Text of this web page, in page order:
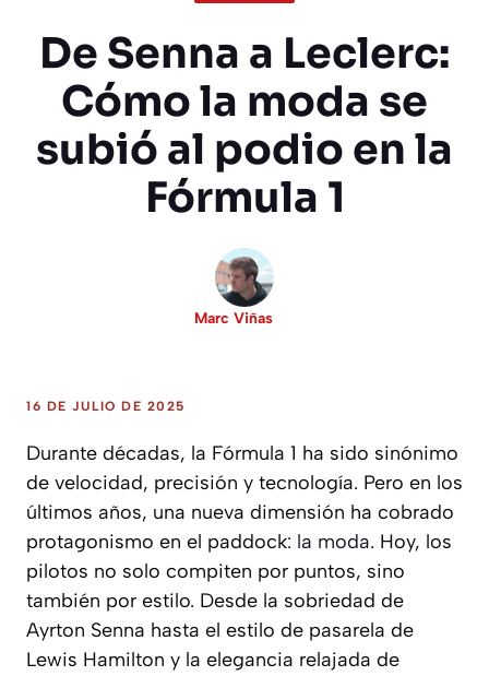
De Senna a Leclerc:
Cómo la moda se
subió al podio en la
Fórmula 1
Marc Viñas
16 DE JULIO DE 2025
Durante décadas, la Fórmula 1 ha sido sinónimo
de velocidad, precisión y tecnología. Pero en los
últimos años, una nueva dimensión ha cobrado
protagonismo en el paddock: la moda. Hoy, los
pilotos no solo compiten por puntos, sino
también por estilo. Desde la sobriedad de
Ayrton Senna hasta el estilo de pasarela de
Lewis Hamilton y la elegancia relajada de